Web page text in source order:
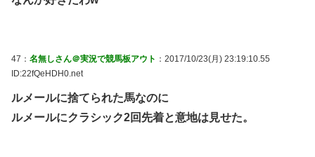
47： 名無しさん＠実況で競馬板アウト ：2017/10/23(月) 23:19:10.55
ID:22fQeHDH0.net
ルメールに捨てられた馬なのに
ルメールにクラシック2回先着と意地は見せた。